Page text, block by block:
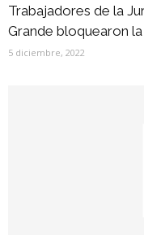
Trabajadores de la
Grande bloquearon
5 diciembre, 2022